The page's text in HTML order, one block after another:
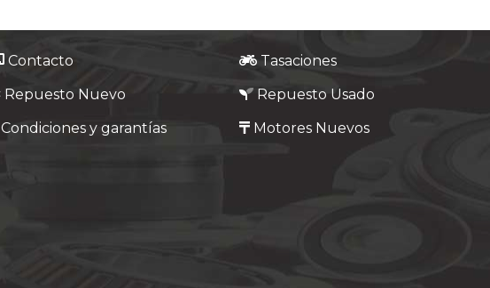
Contacto Tasaciones
Repuesto Nuevo Repuesto Usado
Condiciones y garantías Motores Nuevos